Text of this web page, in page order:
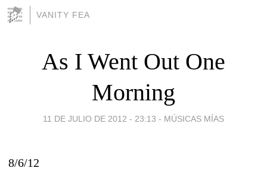
VANITY FEA
As I Went Out One
Morning
11 DE JULIO DE 2012 - 23:13 - MÚSICAS MÍAS
8/6/12